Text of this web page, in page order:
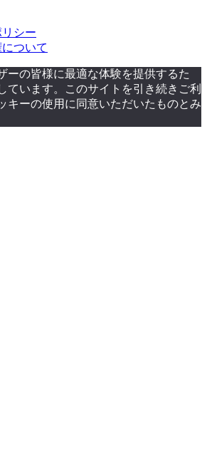
シー
ついて
ーの皆様に最適な体験を提供するた
ています。このサイトを引き続きご利
キーの使用に同意いただいたものとみ